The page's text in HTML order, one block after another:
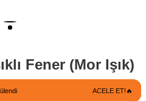
Fener (Mor Işık)
ACELE ET!🔥